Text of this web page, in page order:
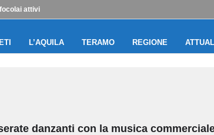
attivi
L’AQUILA TERAMO REGIONE
danzanti con la musica